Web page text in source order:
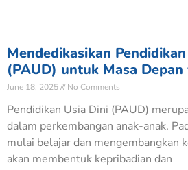
Mendedikasikan
(PAUD) untuk Masa Depan
June 18, 2025 No Comments
Pendidikan Usia Dini (PAUD)
dalam perkembangan anak-anak.
mulai belajar dan mengembangkan
akan membentuk kepribadian dan